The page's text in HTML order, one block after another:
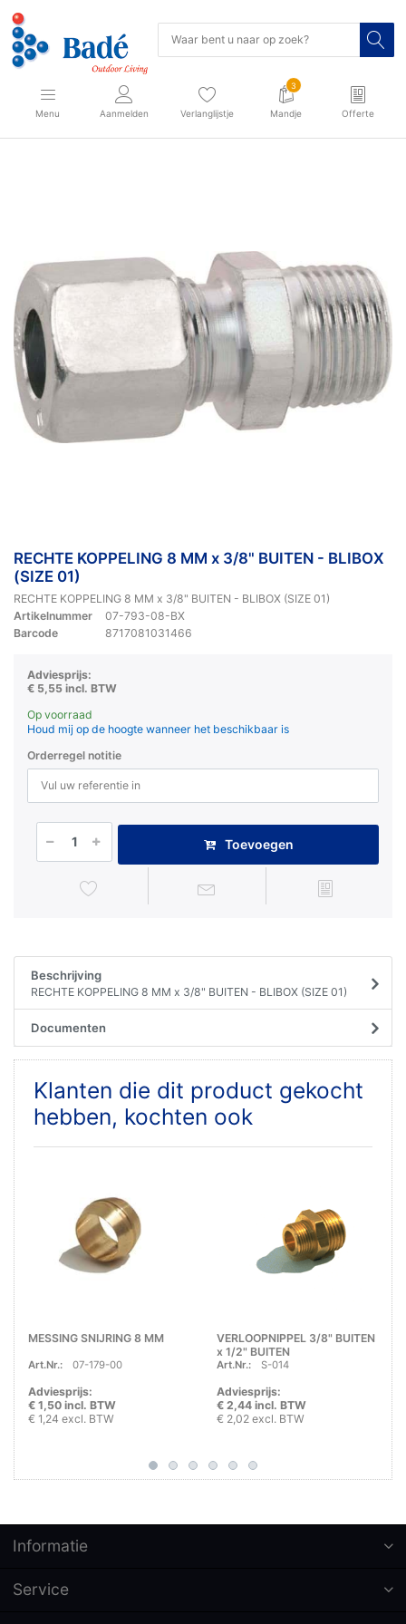
Menu Aanmelden Verlanglijstje
3
Mandje Offerte
RECHTE KOPPELING 8 MM x 3/8" BUITEN - BLIBOX
(SIZE 01)
RECHTE KOPPELING 8 MM x 3/8" BUITEN - BLIBOX (SIZE 01)
Artikelnummer
07-793-08-BX
Barcode
8717081031466
Adviesprijs:
€ 5,55 incl. BTW
Op voorraad
Houd mij op de hoogte wanneer het beschikbaar is
Orderregel notitie
Toevoegen
Beschrijving
RECHTE KOPPELING 8 MM x 3/8" BUITEN - BLIBOX (SIZE 01)
Documenten
Klanten die dit product gekocht
hebben, kochten ook
MESSING SNIJRING 8 MM
Art.Nr.: 07-179-00
Adviesprijs:
€ 1,50 incl. BTW
€ 1,24 excl. BTW
VERLOOPNIPPEL 3/8" BUITEN
x 1/2" BUITEN
Art.Nr.: S-014
Adviesprijs:
€ 2,44 incl. BTW
€ 2,02 excl. BTW
Informatie
Service